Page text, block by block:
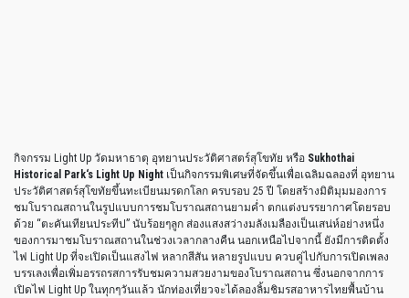
กิจกรรม Light Up วัดมหาธาตุ อุทยานประวัติศาสตร์สุโขทัย หรือ Sukhothai
Historical Park‘s Light Up Night เป็นกิจกรรมพิเศษที่จัดขึ้นเพื่อเฉลิมฉลองที่ อุทยาน
ประวัติศาสตร์สุโขทัยขึ้นทะเบียนมรดกโลก ครบรอบ 25 ปี โดยสร้างมิติมุมมองการ
ชมโบราณสถานในรูปแบบการชมโบราณสถานยามค่ำ ตกแต่งบรรยากาศโดยรอบ
ด้วย “ตะคันเทียนประทีป” นับร้อยๆลูก ส่องแสงสว่างมลังเมลืองเป็นเสน่ห์อย่างหนึ่ง
ของการมาชมโบราณสถานในช่วงเวลากลางคืน นอกเหนือไปจากนี้ ยังมีการติดตั้ง
ไฟ Light Up ที่จะเปิดเป็นแสงไฟ หลากสีสัน หลายรูปแบบ ควบคู่ไปกับการเปิดเพลง
บรรเลงเพื่อเพิ่มอรรถรสการรับชมความสวยงามของโบราณสถาน ซึ่งนอกจากการ
เปิดไฟ Light Up ในทุกๆวันแล้ว นักท่องเที่ยวจะได้ลองลิ้มชิมรสอาหารไทยพื้นบ้าน